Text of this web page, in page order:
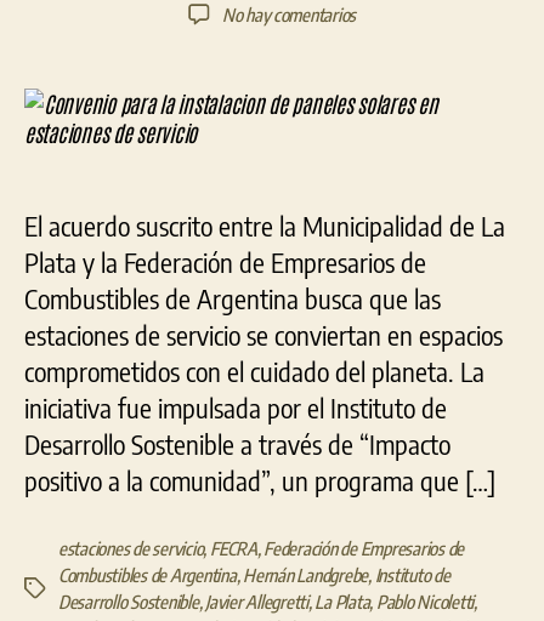
No hay comentariosen
la
instalación
en
estaciones
de
servicio
El acuerdo suscrito entre la Municipalidad de La
Plata y la Federación de Empresarios de
Combustibles de Argentina busca que las
estaciones de servicio se conviertan en espacios
comprometidos con el cuidado del planeta. La
iniciativa fue impulsada por el Instituto de
Desarrollo Sostenible a través de “Impacto
positivo a la comunidad”, un programa que […]
Etiquetas
estaciones de servicio, FECRA, Federación de Empresarios de
Combustibles de Argentina, Hernán Landgrebe, Instituto de
Desarrollo Sostenible, Javier Allegretti, La Plata, Pablo Nicoletti,